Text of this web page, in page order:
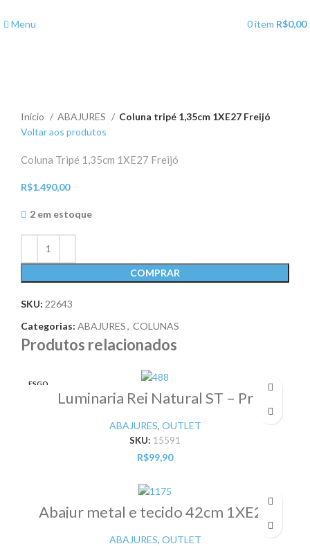
Menu 0item R$0,00
Início
ABAJURES
Coluna tripé 1,35cm 1XE27 Freijó
Voltar aos produtos
Coluna Tripé 1,35cm 1XE27 Freijó
R$1.490,00
2 em estoque
COMPRAR
SKU: 22643
Categorias: ABAJURES, COLUNAS
Produtos relacionados
ESGO
Luminaria Rei Natural ST – Pr
ABAJURES, OUTLET
SKU: 15591
R$99,90
Abajur metal e tecido 42cm 1XE27
azul – Pr
ABAJURES, OUTLET